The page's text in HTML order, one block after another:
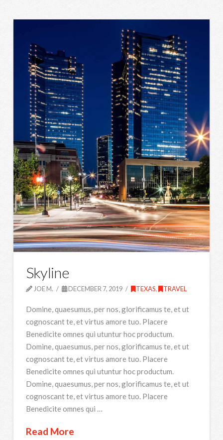
Skyline
JOE M. DECEMBER 7, 2019 TEXAS, TRAVEL
Domine, quaesumus, per nos, glorificamus te, et ut
cognoscant te, et virtus amore tuo. Placere
Benedicite omnes qui utuntur hoc productum.
Domine, quaesumus, per nos, glorificamus te, et ut
cognoscant te, et virtus amore tuo. Placere
Benedicite omnes qui utuntur hoc productum.
Domine, quaesumus, per nos, glorificamus te, et ut
cognoscant te, et virtus amore tuo. Placere
Benedicite omnes qui …
Read More